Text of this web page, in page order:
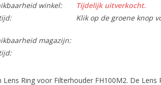
winkel:
Tijdelijk uitverkocht.
Klik op de groene knop
magazijn:
Lens Ring voor Filterhouder FH100M2. De